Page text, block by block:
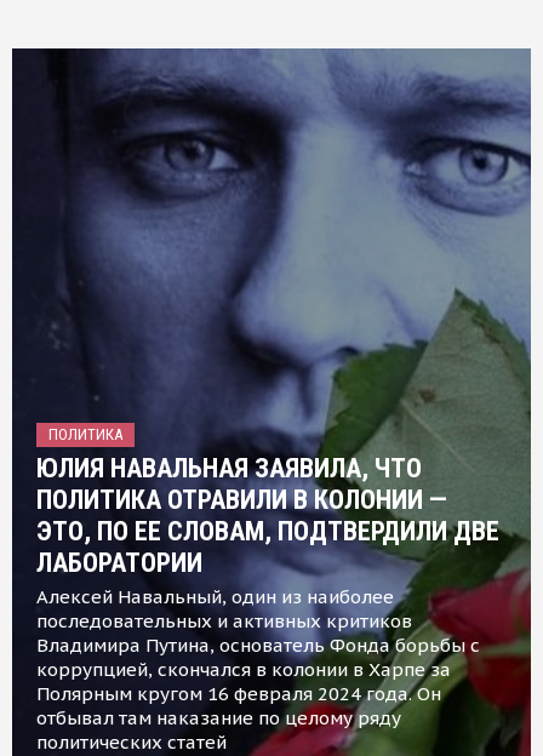
ПОЛИТИКА
ЮЛИЯ НАВАЛЬНАЯ ЗАЯВИЛА, ЧТО
ПОЛИТИКА ОТРАВИЛИ В КОЛОНИИ —
ЭТО, ПО ЕЕ СЛОВАМ, ПОДТВЕРДИЛИ ДВЕ
ЛАБОРАТОРИИ
Алексей Навальный, один из наиболее
последовательных и активных критиков
Владимира Путина, основатель Фонда борьбы с
коррупцией, скончался в колонии в Харпе за
Полярным кругом 16 февраля 2024 года. Он
отбывал там наказание по целому ряду
политических статей